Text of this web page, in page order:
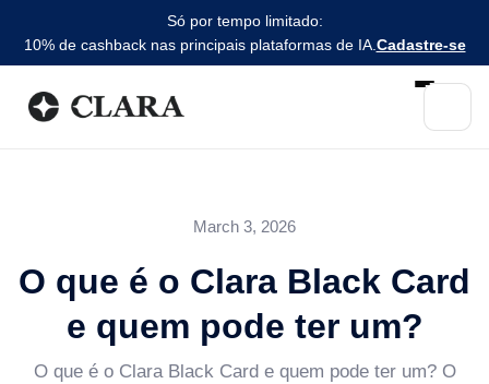
Só por tempo limitado:
10% de cashback nas principais plataformas de IA. Cadastre-se
March 3, 2026
O que é o Clara Black Card
e quem pode ter um?
O que é o Clara Black Card e quem pode ter um? O